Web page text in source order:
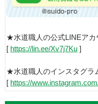
★水道職人の公式LINEアカ
[ https://lin.ee/Xv7j7Ku ]
★水道職人のインスタグラ
[ https://